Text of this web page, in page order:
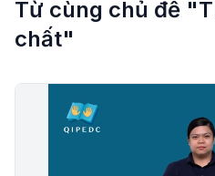
Từ cùng chủ đề
chất"